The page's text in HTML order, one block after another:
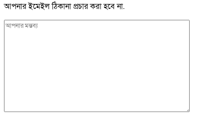
আপনার ইমেইল ঠিকানা প্রচার করা হবে না.